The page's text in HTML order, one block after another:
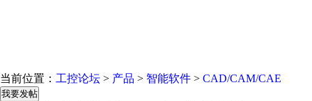
当前位置： 工控论坛 > 产品 > 智能软件 > CAD/CAM/CAE
我要发帖